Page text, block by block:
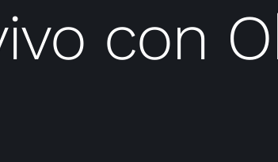
con